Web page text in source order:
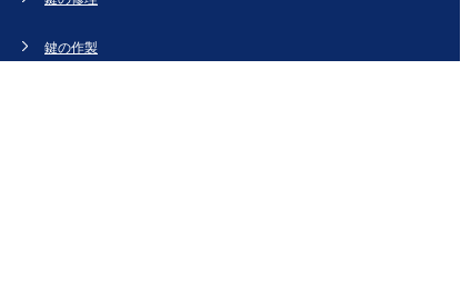
鍵の作製